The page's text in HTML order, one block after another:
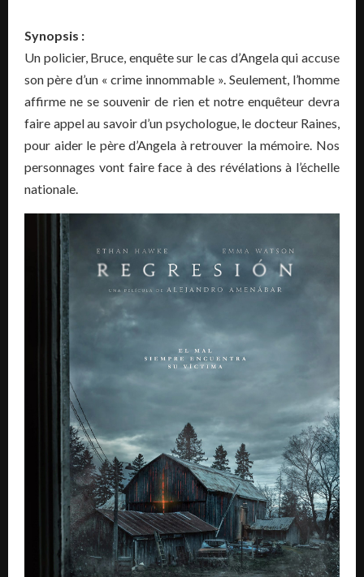
Synopsis :
Un policier, Bruce, enquête sur le cas d’Angelaqui accuse
son père d’un « crime innommable ». Seulement, l’homme
affirme ne se souvenir de rien et notre enquêteur devra
faire appel au savoir d’un psychologue, le docteur Raines,
pour aider le père d’Angela à retrouver la mémoire. Nos
personnages vont faire face à des révélations à l’échelle
nationale.